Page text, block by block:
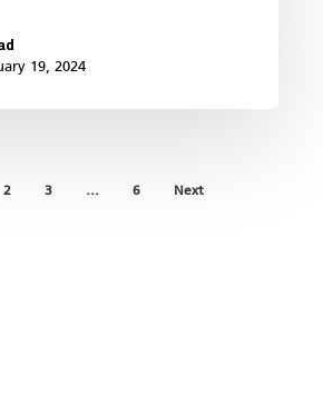
19, 2024
2 3 … 6 Next